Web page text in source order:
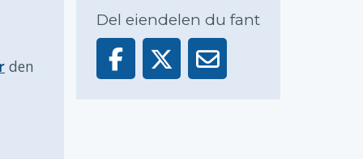
den
Del eiendelen du fant